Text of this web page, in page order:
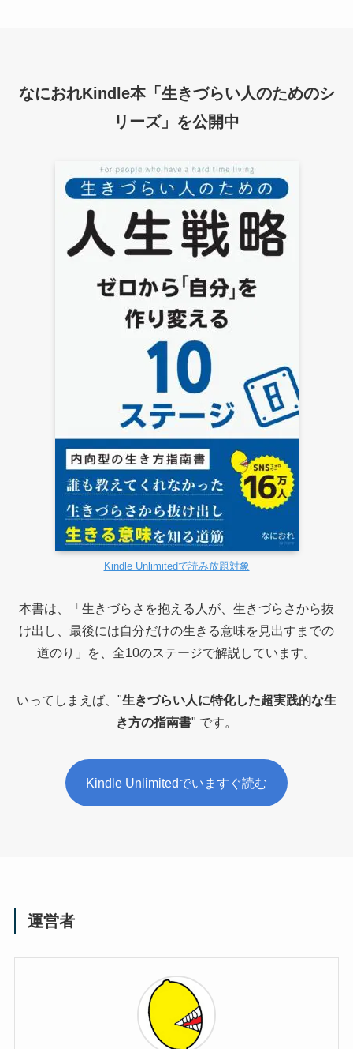
なにおれKindle本「生きづらい人のためのシ
リーズ」を公開中
Kindle Unlimitedで読み放題対象
本書は、「生きづらさを抱える人が、生きづらさから抜
け出し、最後には自分だけの生きる意味を見出すまでの
道のり」を、全10のステージで解説しています。
いってしまえば、"生きづらい人に特化した超実践的な生
き方の指南書" です。
Kindle Unlimitedでいますぐ読む
運営者